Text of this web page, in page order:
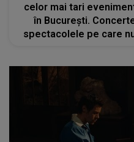
celor mai tari
în București.
spectacolele pe care